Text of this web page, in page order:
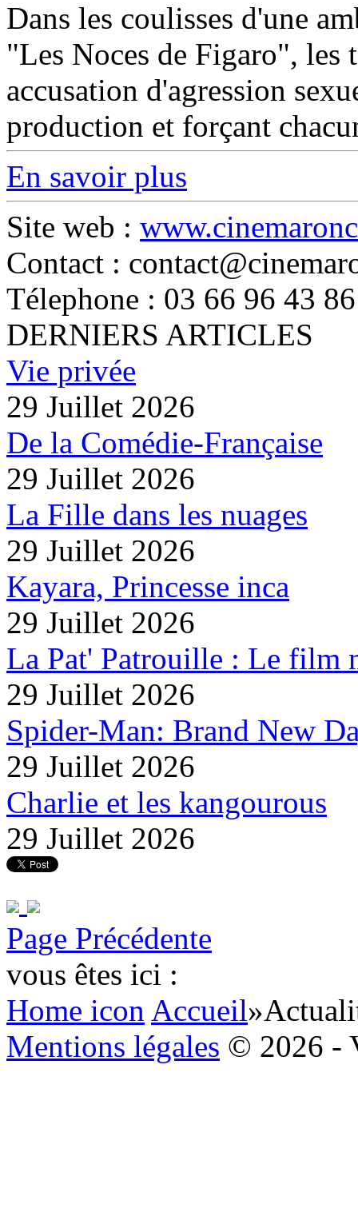
Dans les coulisses d'une
"Les Noces de Figaro", les
accusation d'agression
production et forçant
En savoir plus
Site web :
Contact :
Télephone : 03 66 96 43 86
DERNIERS ARTICLES
Vie privée
29 Juillet 2026
De la Comédie-Française
29 Juillet 2026
La Fille dans les nuages
29 Juillet 2026
Kayara, Princesse inca
29 Juillet 2026
La Pat' Patrouille : Le film
29 Juillet 2026
Spider-Man: Brand New
29 Juillet 2026
Charlie et les kangourous
29 Juillet 2026
Page Précédente
vous êtes ici :
Home icon Accueil»
Mentions légales © 2026 -